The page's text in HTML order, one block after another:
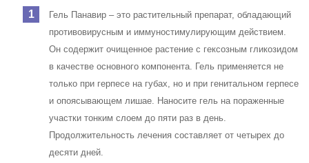
Гель Панавир – это растительный препарат, обладающий
противовирусным и иммуностимулирующим действием.
Он содержит очищенное растение с гексозным гликозидом
в качестве основного компонента. Гель применяется не
только при герпесе на губах, но и при генитальном герпесе
и опоясывающем лишае. Наносите гель на пораженные
участки тонким слоем до пяти раз в день.
Продолжительность лечения составляет от четырех до
десяти дней.